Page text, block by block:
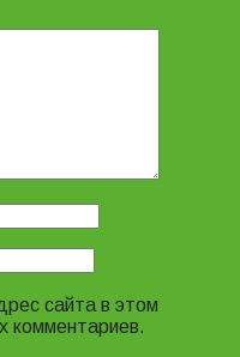
сайта в этом
комментариев.